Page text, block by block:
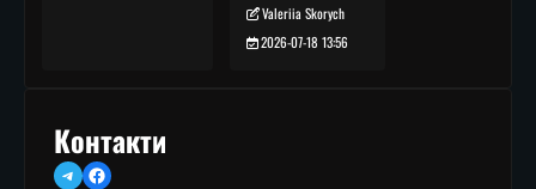
Valeriia Skorych
2026-07-18 13:56
Контакти
TelegramFacebook